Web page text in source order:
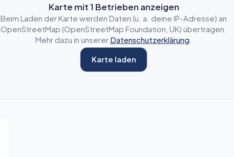
Karte mit1 Betrieben anzeigen
Beim Laden der Karte werden Daten (u. a. deine IP-Adresse) an
OpenStreetMap (OpenStreetMap Foundation, UK) übertragen.
Mehr dazu in unserer Datenschutzerklärung
Karte laden